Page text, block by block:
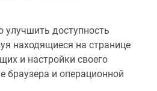
улучшить доступность
находящиеся на странице
и настройки своего
браузера и операционной